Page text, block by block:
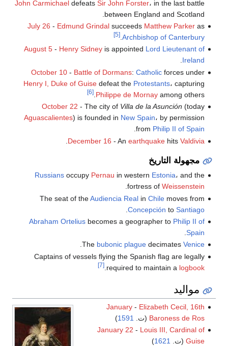
John Carmichaeldefeats Sir John Forster، in the last battle
between England and Scotland.
July 26 - Edmund Grindalsucceeds Matthew Parkeras
Archbishop of Canterbury
.
[5]
August 5- Henry Sidneyis appointed Lord Lieutenant of
Ireland
.
October 10- Battle of Dormans: Catholicforces under
Henry I, Duke of Guisedefeat the Protestants، capturing
Philippe de Mornayamong others.
[6]
October 22 - The city of Villa de la Asunción (today
Aguascalientes) is founded in New Spain، by permission
from Philip II of Spain
.
December 16 - An earthquakehits Valdivia
مجهولة التاريخ
Russiansoccupy Pernau in western Estonia، and the
fortress of Weissenstein
The seat of theAudiencia Realin Chilemoves from
Concepción to Santiago
Abraham Orteliusbecomes a geographer to Philip II of
Spain
The bubonic plaguedecimates Venice
.
Captains of vessels flying the Spanish flag are legally
required to maintain a logbook
.
[7]
مواليد
January- Elizabeth Cecil, 16th
Baroness de Ros (ت. 1591
)
January 22 - Louis III, Cardinal of
Guise (ت. 1621
)